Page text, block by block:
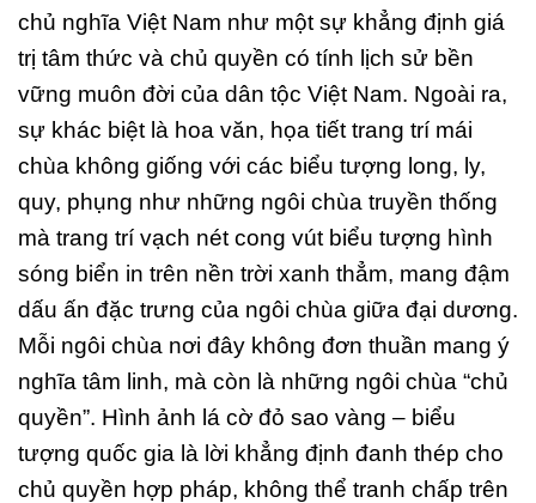
chủ nghĩa Việt Nam như một sự khẳng định giá
trị tâm thức và chủ quyền có tính lịch sử bền
vững muôn đời của dân tộc Việt Nam. Ngoài ra,
sự khác biệt là hoa văn, họa tiết trang trí mái
chùa không giống với các biểu tượng long, ly,
quy, phụng như những ngôi chùa truyền thống
mà trang trí vạch nét cong vút biểu tượng hình
sóng biển in trên nền trời xanh thẳm, mang đậm
dấu ấn đặc trưng của ngôi chùa giữa đại dương.
Mỗi ngôi chùa nơi đây không đơn thuần mang ý
nghĩa tâm linh, mà còn là những ngôi chùa “chủ
quyền”. Hình ảnh lá cờ đỏ sao vàng – biểu
tượng quốc gia là lời khẳng định đanh thép cho
chủ quyền hợp pháp, không thể tranh chấp trên